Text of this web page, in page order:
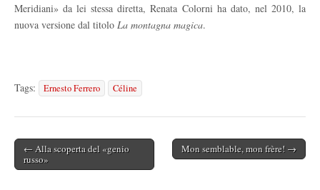
Meridiani» da lei stessa diretta, Renata Colorni ha dato, nel 2010, la
nuova versione dal titolo La montagna magica.
Tags: Ernesto Ferrero Céline
Post navigation
← Alla scoperta del «genio
russo»
Mon semblable, mon frère! →